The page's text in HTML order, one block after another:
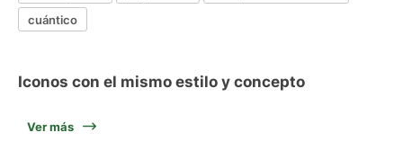
cuántico
Iconos con el mismo estilo y concepto
Ver más